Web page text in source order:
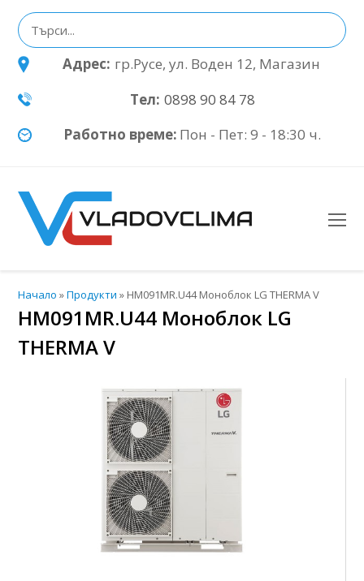
Адрес: гр.Русе, ул. Воден 12, Магазин
Тел: 0898 90 84 78
Работно време: Пон - Пет: 9 - 18:30 ч.
Начало »Продукти » HM091MR.U44 Моноблок LG THERMA V
HM091MR.U44 Моноблок LG
THERMA V